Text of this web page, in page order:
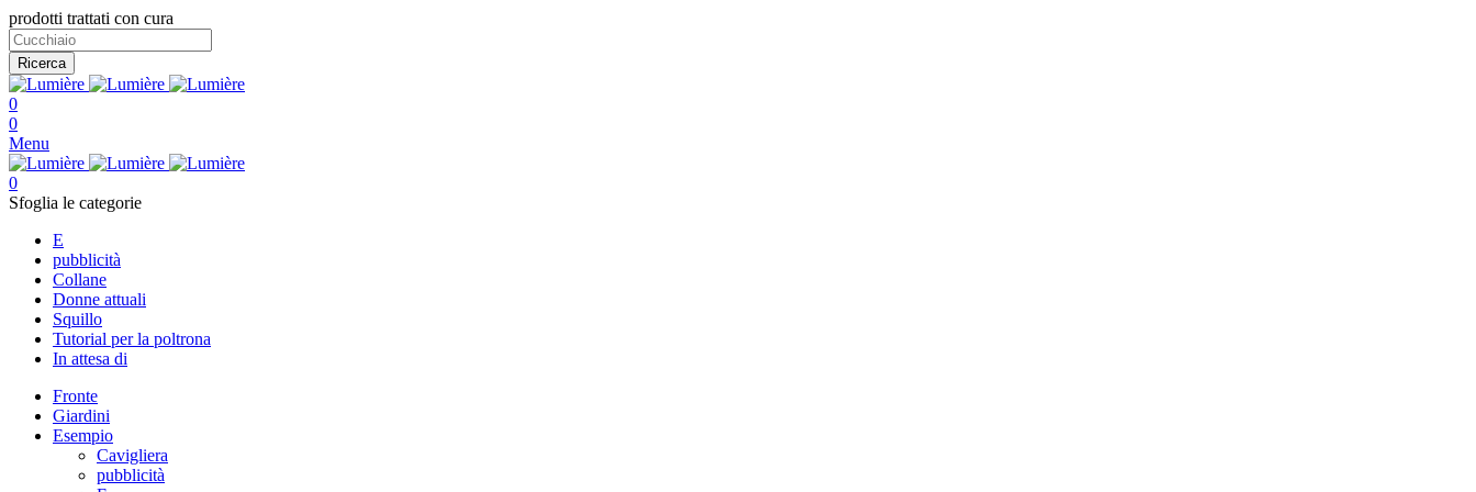
prodotti trattati con cura
Ricerca
0
0
Menu
0
Sfoglia le categorie
E
pubblicità
Collane
Donne attuali
Squillo
Tutorial per la poltrona
In attesa di
Fronte
Giardini
Esempio
Cavigliera
pubblicità